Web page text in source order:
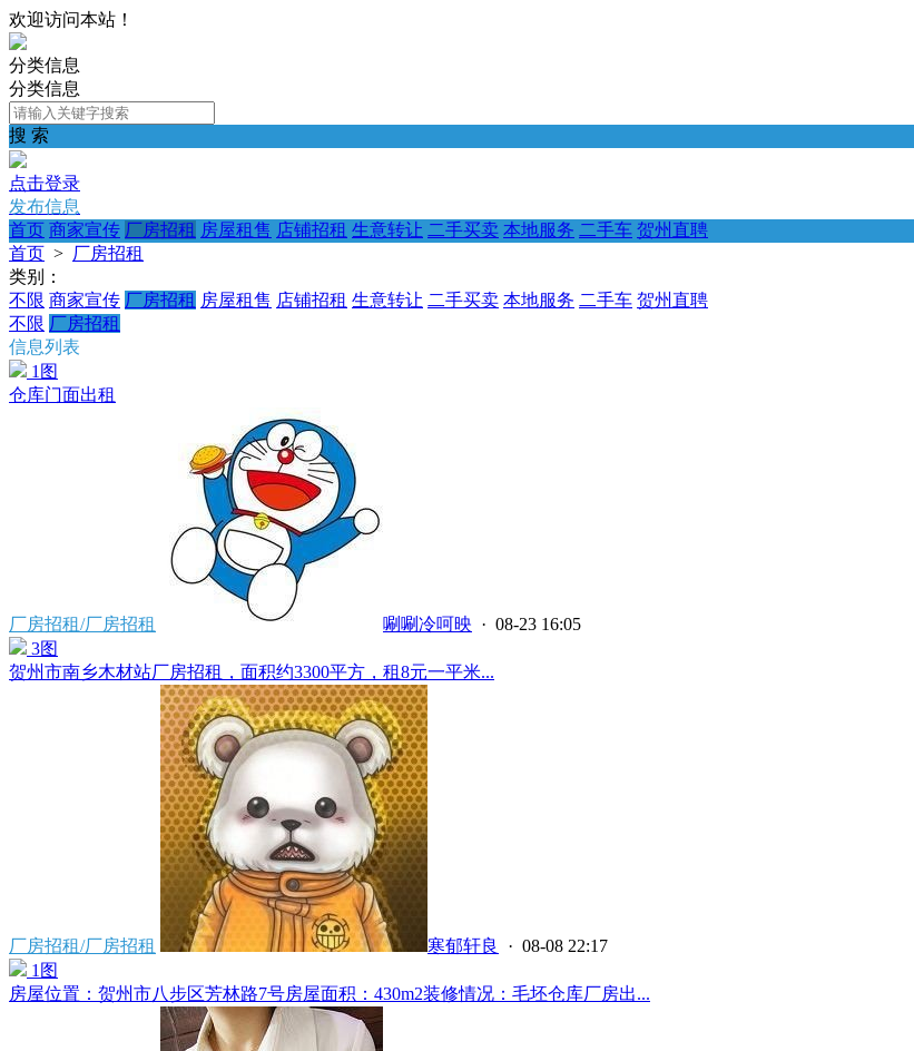
欢迎访问本站！
分类信息
分类信息
搜 索
点击登录
发布信息
首页 商家宣传 厂房招租 房屋租售 店铺招租 生意转让 二手买卖 本地服务 二手车 贺州直聘
首页 > 厂房招租
类别：
不限 商家宣传 厂房招租 房屋租售 店铺招租 生意转让 二手买卖 本地服务 二手车 贺州直聘
不限 厂房招租
信息列表
1图
仓库门面出租
厂房招租/厂房招租 唰唰冷呵映 · 08-23 16:05
3图
贺州市南乡木材站厂房招租，面积约3300平方，租8元一平米...
厂房招租/厂房招租 寒郁轩良
· 08-08 22:17
1图
房屋位置：贺州市八步区芳林路7号房屋面积：430m2装修情况：毛坯仓库厂房出...